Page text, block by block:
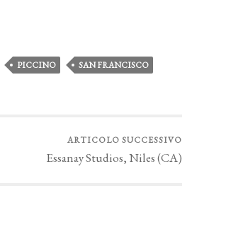
PICCINO SAN FRANCISCO
ARTICOLO SUCCESSIVO
Essanay Studios, Niles (CA)